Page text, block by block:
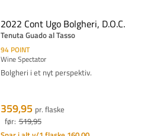
2022 Cont Ugo Bolgheri, D.O.C.
Tenuta Guado al Tasso
94 POINT
Wine Spectator
Bolgheri i et nyt perspektiv.
359,95 pr. flaske
før: 519,95